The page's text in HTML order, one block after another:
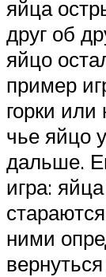
яйца
друг об
яйцо
пример
горки или
чье яйцо
дальше.
игра:
ними